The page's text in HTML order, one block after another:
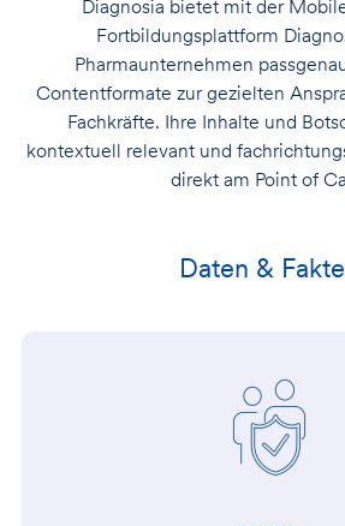
Diagnosia bietet mit der
Fortbildungsplattform
Pharmaunternehmen
Contentformate zur gezielten
Fachkräfte. Ihre Inhalte und
kontextuell relevant und
direkt am Point of
Daten &